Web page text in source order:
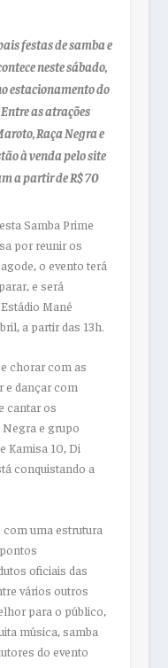
festas de samba e
neste sábado,
estacionamento do
as atrações
Raça Negra e
à venda pelo site
a partir de R$ 70
Samba Prime
por reunir os
o evento terá
e será
Mané
a partir das 13h.
chorar com as
e dançar com
cantar os
e grupo
Kamisa 10, Di
conquistando a
uma estrutura
oficiais das
vários outros
para o público,
música, samba
do evento